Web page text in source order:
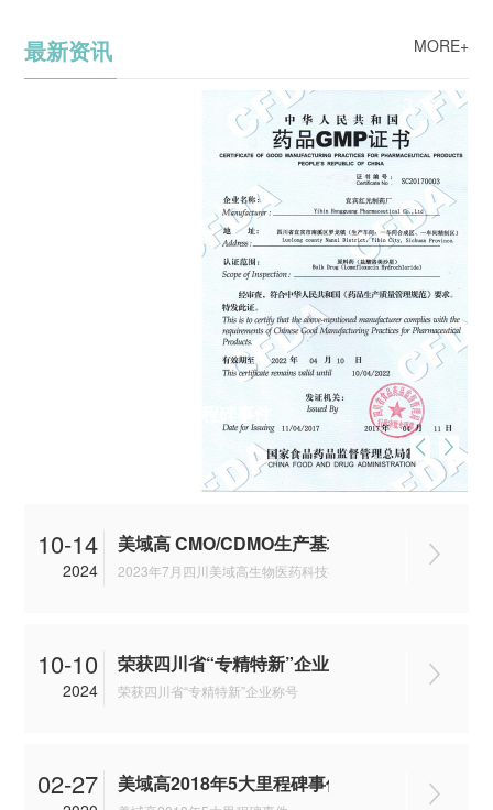
最新资讯 MORE+
美域高获得第7届中国创新创业大赛（成长组）优秀企
/ 4
10-14
2024
美域高 CMO/CDMO生产基地落户湖北宜昌高新
2023年7月四川美域高生物医药科技有限公司高端原料药及创新
10-10
2024
荣获四川省“专精特新”企业称号
荣获四川省“专精特新”企业称号
02-27 美域高2018年5大里程碑事件